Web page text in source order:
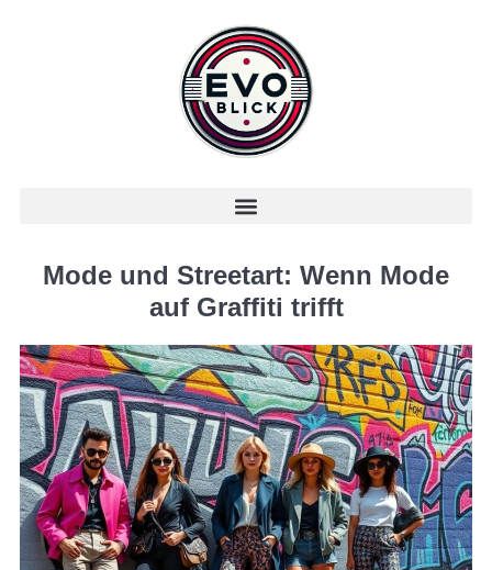
Mode und Streetart: Wenn Mode
auf Graffiti trifft